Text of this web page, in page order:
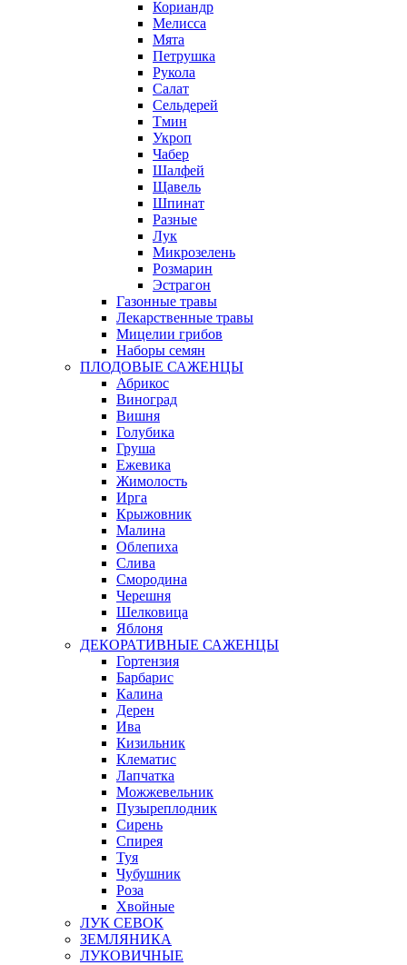
Кориандр
Мелисса
Мята
Петрушка
Рукола
Салат
Сельдерей
Тмин
Укроп
Чабер
Шалфей
Щавель
Шпинат
Разные
Лук
Микрозелень
Розмарин
Эстрагон
Газонные травы
Лекарственные травы
Мицелии грибов
Наборы семян
ПЛОДОВЫЕ САЖЕНЦЫ
Абрикос
Виноград
Вишня
Голубика
Груша
Ежевика
Жимолость
Ирга
Крыжовник
Малина
Облепиха
Слива
Смородина
Черешня
Шелковица
Яблоня
ДЕКОРАТИВНЫЕ САЖЕНЦЫ
Гортензия
Барбарис
Калина
Дерен
Ива
Кизильник
Клематис
Лапчатка
Можжевельник
Пузыреплодник
Сирень
Спирея
Туя
Чубушник
Роза
Хвойные
ЛУК СЕВОК
ЗЕМЛЯНИКА
ЛУКОВИЧНЫЕ